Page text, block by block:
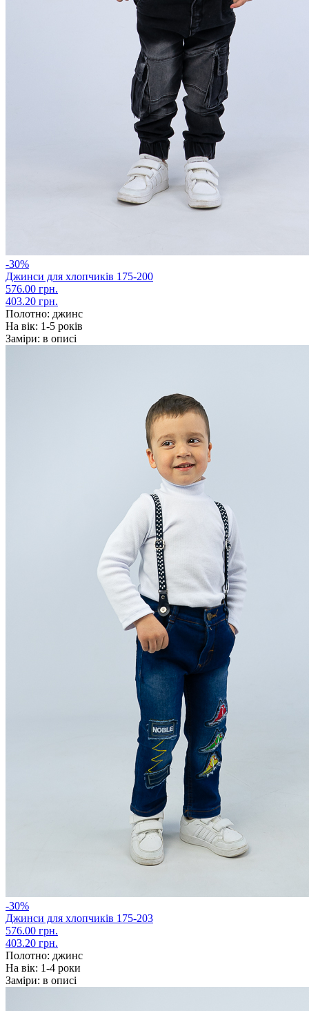
-30%
Джинси для хлопчиків 175-200
576.00 грн.
403.20 грн.
Полотно: джинс
На вік: 1-5 років
Заміри: в описі
-30%
Джинси для хлопчиків 175-203
576.00 грн.
403.20 грн.
Полотно: джинс
На вік: 1-4 роки
Заміри: в описі